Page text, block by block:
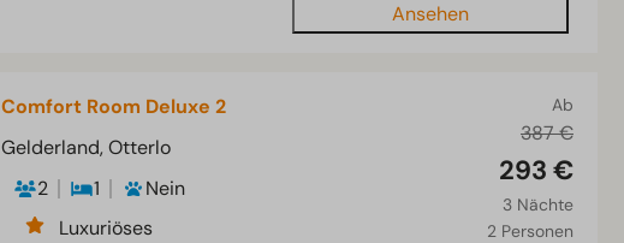
Ansehen
Ab
387 €
293 €
3 Nächte
2 Personen
Comfort Room Deluxe 2
Gelderland, Otterlo
2
1
Nein
Luxuriöses